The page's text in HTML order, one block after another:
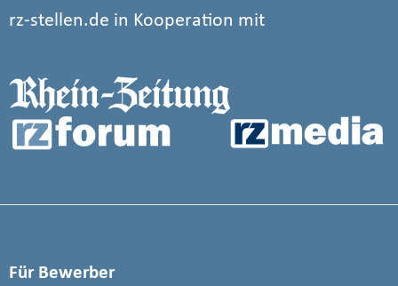
rz-stellen.de in Kooperation mit
Für Bewerber